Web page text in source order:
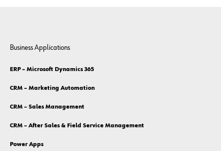
Business Applications
ERP – Microsoft Dynamics 365
CRM – Marketing Automation
CRM – Sales Management
CRM – After Sales & Field Service Management
Power Apps